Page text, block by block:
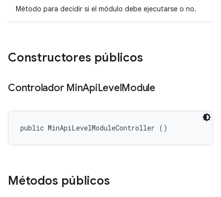
Método para decidir si el módulo debe ejecutarse o no.
Constructores públicos
Controlador MinApiLevelModule
public MinApiLevelModuleController ()
Métodos públicos